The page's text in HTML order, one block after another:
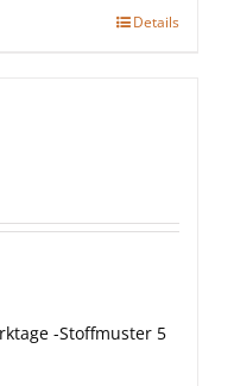
Details
-Stoffmuster 5